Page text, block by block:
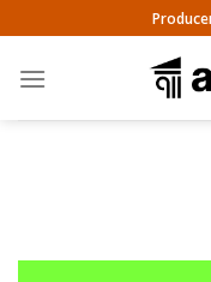
to
content